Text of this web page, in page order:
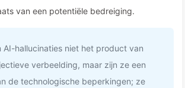
van een potentiële bedreiging.
AI-hallucinaties niet het product van
verbeelding, maar zijn ze een
de technologische beperkingen; ze